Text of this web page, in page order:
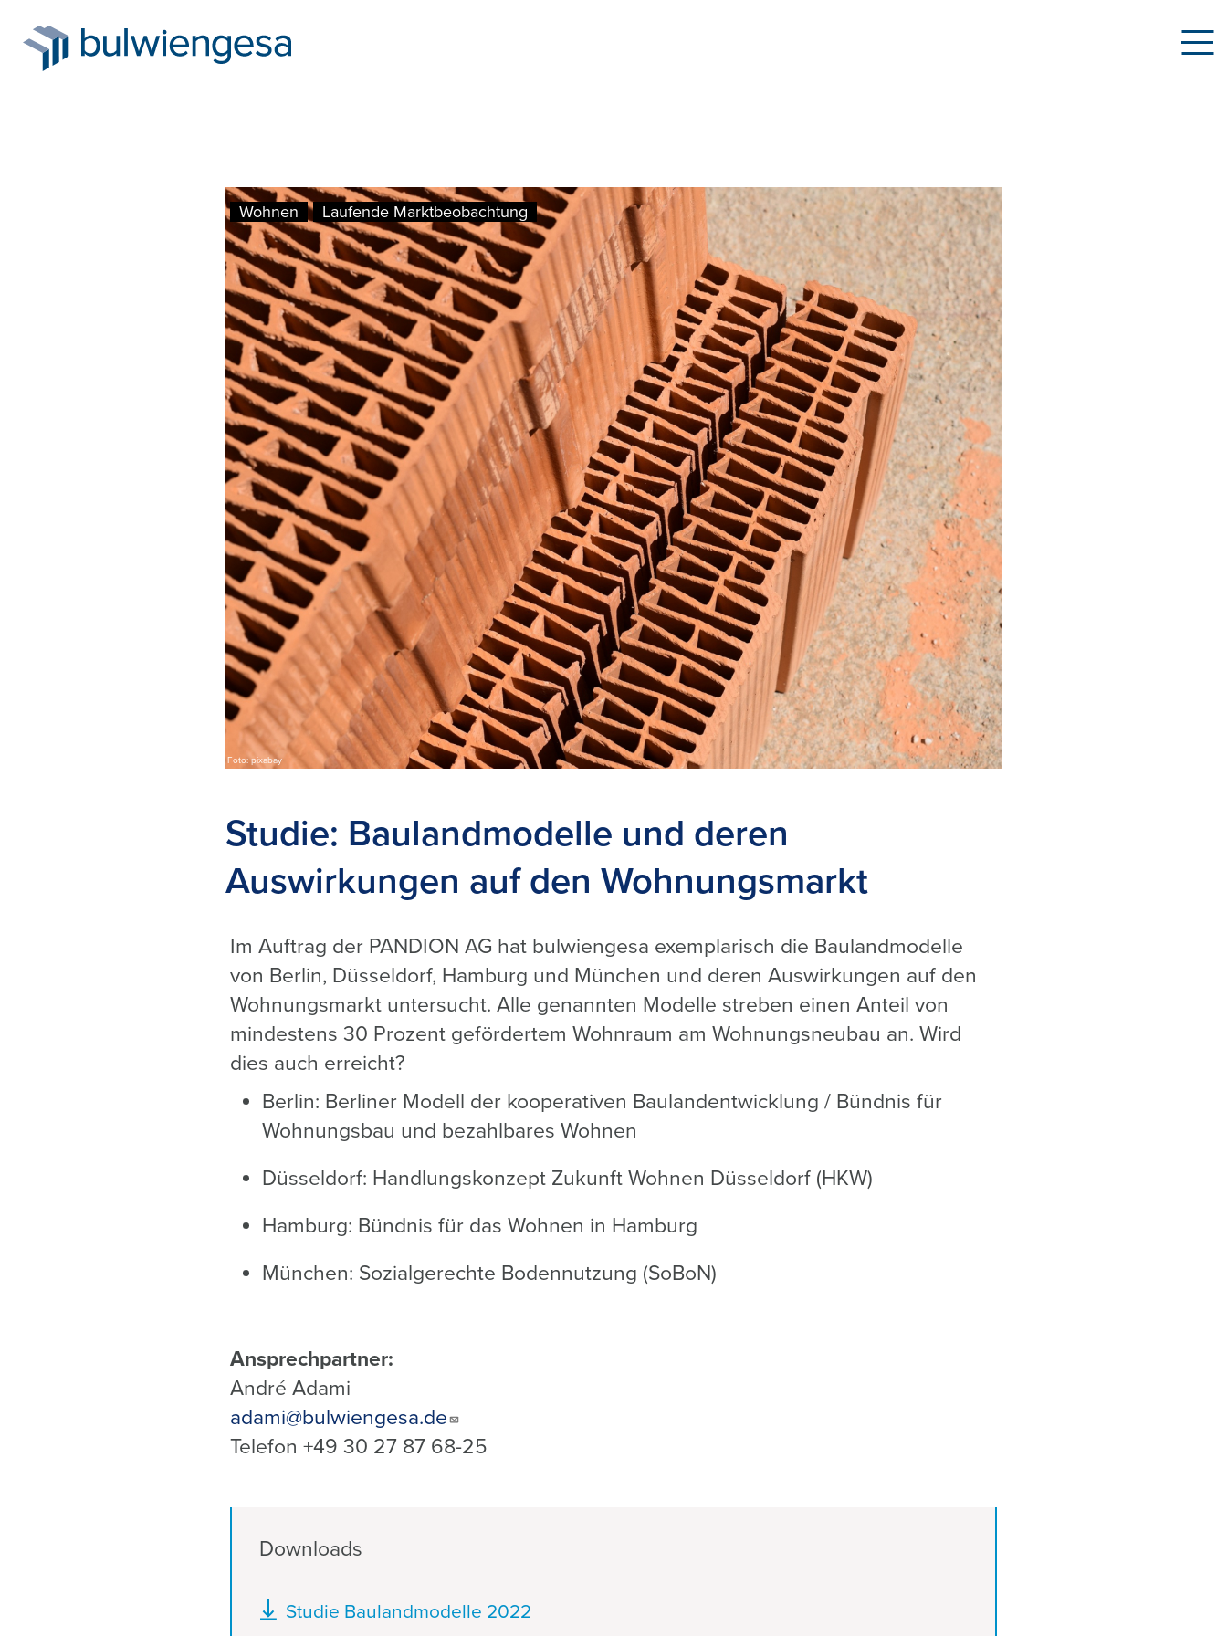
Foto: pixabay
Wohnen Laufende Marktbeobachtung
Studie: Baulandmodelle und deren
Auswirkungen auf den Wohnungsmarkt
Im Auftrag der PANDION AG hat bulwiengesa exemplarisch die Baulandmodelle
von Berlin, Düsseldorf, Hamburg und München und deren Auswirkungen auf den
Wohnungsmarkt untersucht. Alle genannten Modelle streben einen Anteil von
mindestens 30 Prozent gefördertem Wohnraum am Wohnungsneubau an. Wird
dies auch erreicht?
Berlin: Berliner Modell der kooperativen Baulandentwicklung / Bündnis für
Wohnungsbau und bezahlbares Wohnen
Düsseldorf: Handlungskonzept Zukunft Wohnen Düsseldorf (HKW)
Hamburg: Bündnis für das Wohnen in Hamburg
München: Sozialgerechte Bodennutzung (SoBoN)
Ansprechpartner:
André Adami
adami@bulwiengesa.de
Telefon +49 30 27 87 68-25
Downloads
Dokument
Studie Baulandmodelle 2022